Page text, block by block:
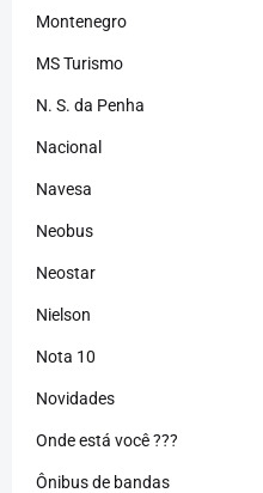
Montenegro
MS Turismo
N. S. da Penha
Nacional
Navesa
Neobus
Neostar
Nielson
Nota 10
Novidades
Onde está você ???
Ônibus de bandas